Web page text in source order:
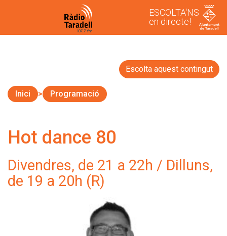
ESCOLTA'NS
en directe!
Escolta aquest contingut
Inici Programació
Hot dance 80
Divendres, de 21 a 22h / Dilluns,
de 19 a 20h (R)